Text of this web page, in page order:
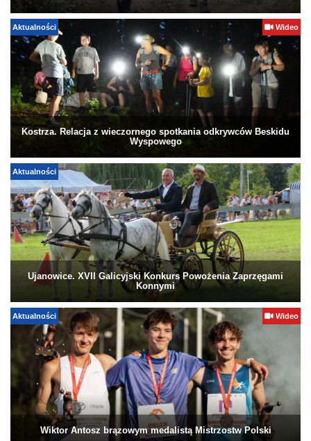
Aktualności Wideo
Kostrza. Relacja z wieczornego spotkania odkrywców Beskidu
Wyspowego
Aktualności
Ujanowice. XVII Galicyjski Konkurs Powożenia Zaprzęgami
Konnymi
Aktualności Wideo
Wiktor Antosz brązowym medalistą Mistrzostw Polski